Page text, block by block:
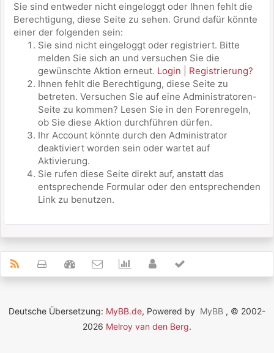
Sie sind entweder nicht eingeloggt oder Ihnen fehlt die
Berechtigung, diese Seite zu sehen. Grund dafür könnte
einer der folgenden sein:
Sie sind nicht eingeloggt oder registriert. Bitte
melden Sie sich an und versuchen Sie die
gewünschte Aktion erneut. Login
Registrierung?
Ihnen fehlt die Berechtigung, diese Seite zu
betreten. Versuchen Sie auf eine Administratoren-
Seite zu kommen? Lesen Sie in den Forenregeln,
ob Sie diese Aktion durchführen dürfen.
Ihr Account könnte durch den Administrator
deaktiviert worden sein oder wartet auf
Aktivierung.
Sie rufen diese Seite direkt auf, anstatt das
entsprechende Formular oder den entsprechenden
Link zu benutzen.
Deutsche Übersetzung: MyBB.de, Powered by MyBB , © 2002-
2026 Melroy van den Berg.